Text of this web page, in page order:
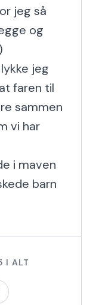
jeg så
og
jeg
faren til
sammen
vi har
i maven
barn
I ALT